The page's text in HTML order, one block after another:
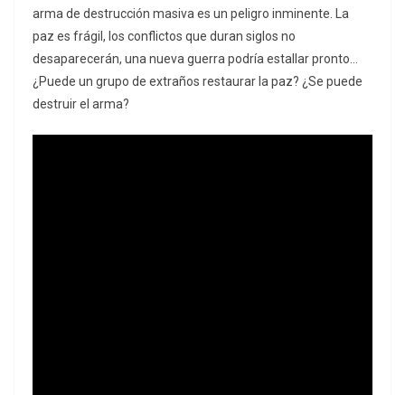
arma de destrucción masiva es un peligro inminente. La
paz es frágil, los conflictos que duran siglos no
desaparecerán, una nueva guerra podría estallar pronto…
¿Puede un grupo de extraños restaurar la paz? ¿Se puede
destruir el arma?